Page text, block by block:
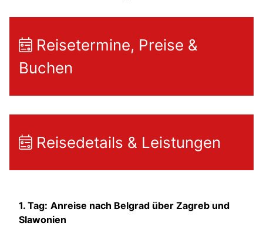
Reisetermine, Preise &
Buchen
Reisedetails & Leistungen
1. Tag: Anreise nach Belgrad über Zagreb und
Slawonien